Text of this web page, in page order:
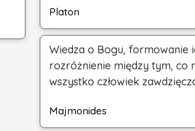
Platon
Wiedza o Bogu, formowanie
rozróżnienie między tym, co
wszystko człowiek
Majmonides